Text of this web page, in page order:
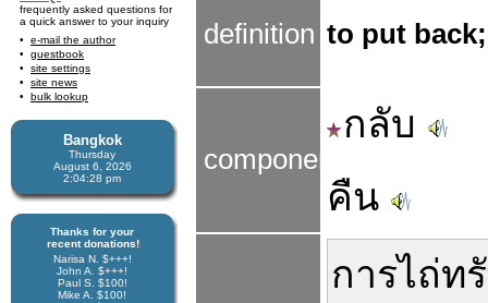
frequently asked questions for
a quick answer to your inquiry
e-mail the author
guestbook
site settings
site news
bulk lookup
Bangkok
Thursday
August 6, 2026
2:04:28 pm
Thanks for your
recent donations!
Narisa N. $+++!
John A. $+++!
Paul S. $100!
Mike A. $100!
definition to put
components
กลับ
คืน
การไถ่ท